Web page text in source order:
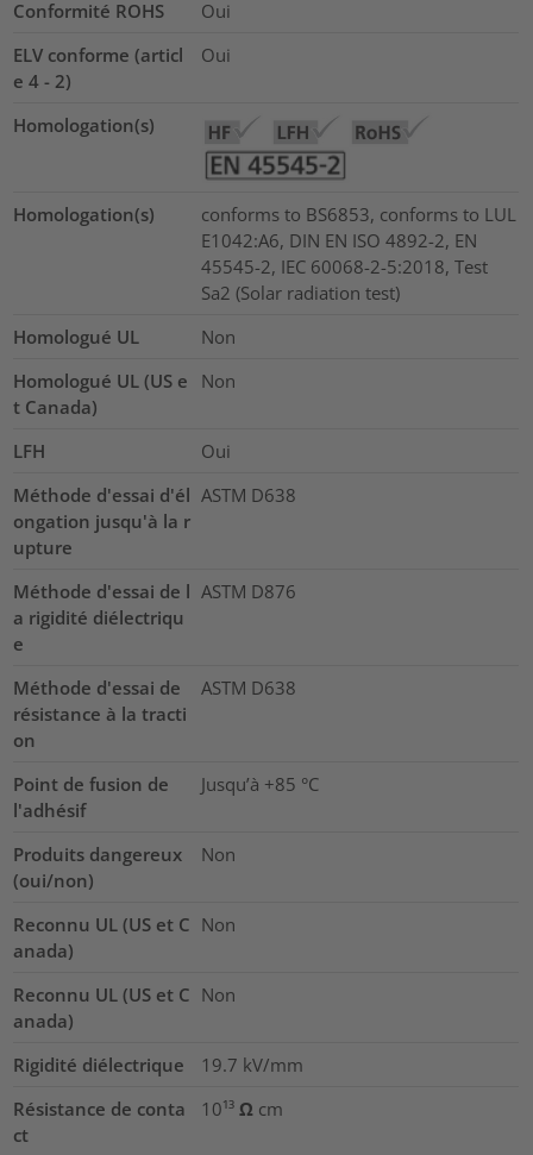
Conformité ROHS
Oui
ELV conforme (articl
e 4 - 2)
Oui
Homologation(s)
Homologation(s)
conforms to BS6853, conforms to LUL
E1042:A6, DIN EN ISO 4892-2, EN
45545-2, IEC 60068-2-5:2018, Test
Sa2 (Solar radiation test)
Homologué UL
Non
Homologué UL (US e
t Canada)
Non
LFH
Oui
Méthode d'essai d'él
ongation jusqu'à la r
upture
ASTM D638
Méthode d'essai de l
a rigidité diélectriqu
e
ASTM D876
Méthode d'essai de
résistance à la tracti
on
ASTM D638
Point de fusion de
l'adhésif
Jusqu’à +85 °C
Produits dangereux
(oui/non)
Non
Reconnu UL (US et C
anada)
Non
Reconnu UL (US et C
anada)
Non
Rigidité diélectrique 19.7 kV/mm
Résistance de conta
ct
10¹³ Ω cm